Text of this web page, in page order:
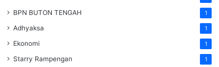
BPN BUTON TENGAH 1
Adhyaksa 1
Ekonomi 1
Starry Rampengan 1